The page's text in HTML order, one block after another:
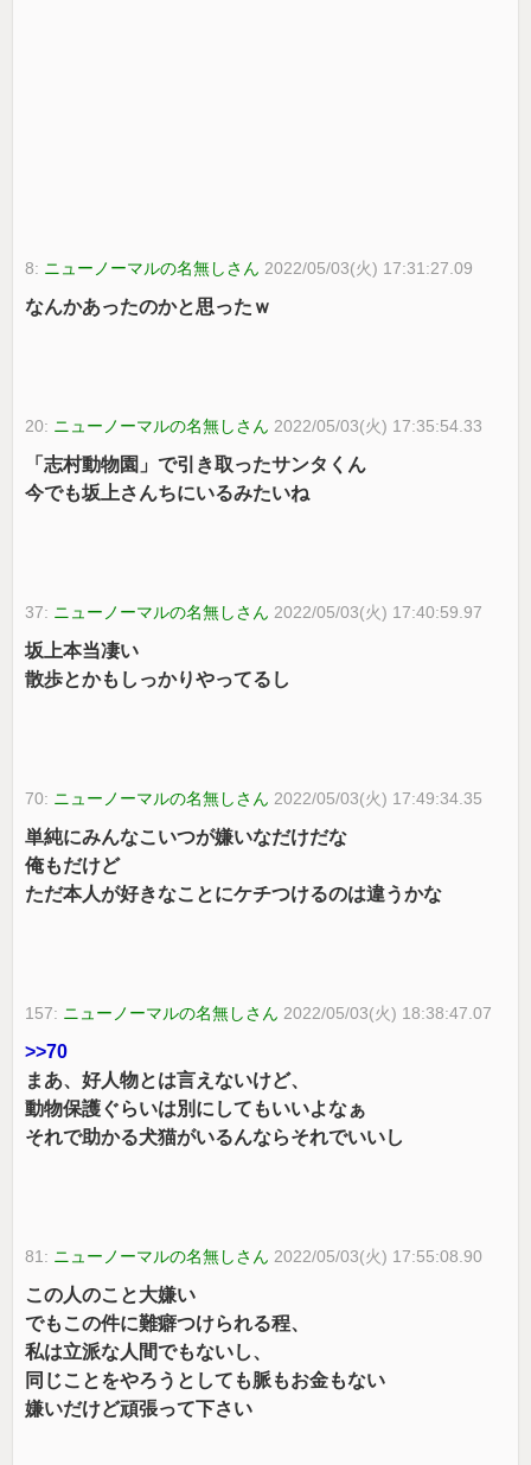
8: ニューノーマルの名無しさん 2022/05/03(火) 17:31:27.09
なんかあったのかと思ったｗ
20: ニューノーマルの名無しさん 2022/05/03(火) 17:35:54.33
「志村動物園」で引き取ったサンタくん
今でも坂上さんちにいるみたいね
37: ニューノーマルの名無しさん 2022/05/03(火) 17:40:59.97
坂上本当凄い
散歩とかもしっかりやってるし
70: ニューノーマルの名無しさん 2022/05/03(火) 17:49:34.35
単純にみんなこいつが嫌いなだけだな
俺もだけど
ただ本人が好きなことにケチつけるのは違うかな
157: ニューノーマルの名無しさん 2022/05/03(火) 18:38:47.07
>>70
まあ、好人物とは言えないけど、
動物保護ぐらいは別にしてもいいよなぁ
それで助かる犬猫がいるんならそれでいいし
81: ニューノーマルの名無しさん 2022/05/03(火) 17:55:08.90
この人のこと大嫌い
でもこの件に難癖つけられる程、
私は立派な人間でもないし、
同じことをやろうとしても脈もお金もない
嫌いだけど頑張って下さい